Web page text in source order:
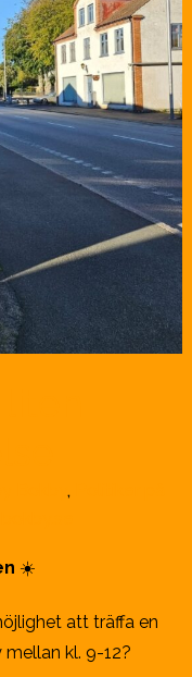
Bokby,
☀️
att träffa en
kl. 9-12?